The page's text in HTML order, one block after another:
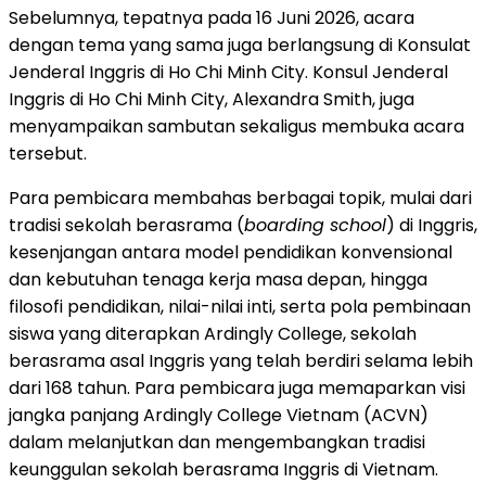
Sebelumnya, tepatnya pada 16 Juni 2026, acara
dengan tema yang sama juga berlangsung di Konsulat
Jenderal Inggris di Ho Chi Minh City. Konsul Jenderal
Inggris di Ho Chi Minh City, Alexandra Smith, juga
menyampaikan sambutan sekaligus membuka acara
tersebut.
Para pembicara membahas berbagai topik, mulai dari
tradisi sekolah berasrama (boarding school) di Inggris,
kesenjangan antara model pendidikan konvensional
dan kebutuhan tenaga kerja masa depan, hingga
filosofi pendidikan, nilai-nilai inti, serta pola pembinaan
siswa yang diterapkan Ardingly College, sekolah
berasrama asal Inggris yang telah berdiri selama lebih
dari 168 tahun. Para pembicara juga memaparkan visi
jangka panjang Ardingly College Vietnam (ACVN)
dalam melanjutkan dan mengembangkan tradisi
keunggulan sekolah berasrama Inggris di Vietnam.